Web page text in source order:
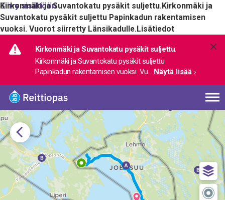
Siirry sisältöön
Kirkonmäki ja Suvantokatu pysäkit suljettu.Kirkonmäki ja
Suvantokatu pysäkit suljettu Papinkadun rakentamisen
vuoksi. Vuorot siirretty Länsikadulle.Lisätiedot
Kirkonmäki ja Suvantokatu pysäkit suljettu.
Kirkonmäki ja Suvantokatu pysäkit suljettu
Papinkadun rakentamisen vuoksi. Vu... Näytä lisää ›